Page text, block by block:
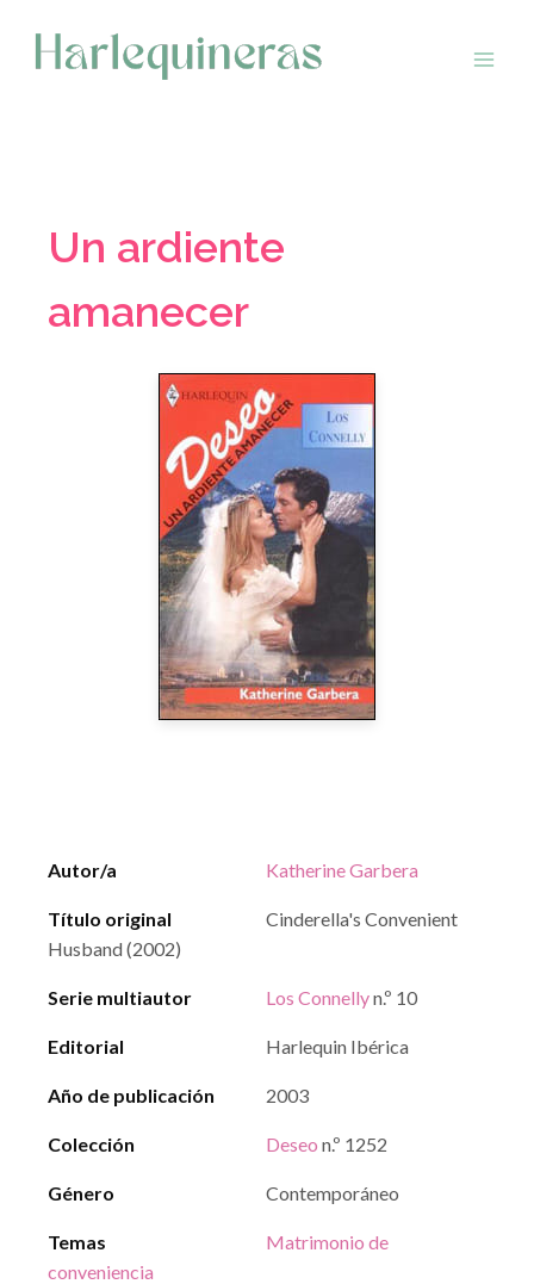
contenido
Un ardiente
amanecer
Autor/a Katherine Garbera
Título original
Cinderella's Convenient
Husband (2002)
Serie multiautor Los Connellyn.º 10
Editorial Harlequin Ibérica
Año de publicación 2003
Colección Deseo n.º 1252
Género Contemporáneo
Temas
Matrimonio de
conveniencia